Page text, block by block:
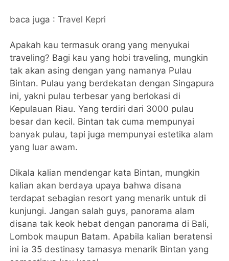
baca juga :Travel Kepri
Apakah kau termasuk orang yang menyukai
traveling? Bagi kau yang hobi traveling, mungkin
tak akan asing dengan yang namanya Pulau
Bintan. Pulau yang berdekatan dengan Singapura
ini, yakni pulau terbesar yang berlokasi di
Kepulauan Riau. Yang terdiri dari 3000 pulau
besar dan kecil. Bintan tak cuma mempunyai
banyak pulau, tapi juga mempunyai estetika alam
yang luar awam.
Dikala kalian mendengar kata Bintan, mungkin
kalian akan berdaya upaya bahwa disana
terdapat sebagian resort yang menarik untuk di
kunjungi. Jangan salah guys, panorama alam
disana tak keok hebat dengan panorama di Bali,
Lombok maupun Batam. Apabila kalian beratensi
ini ia 35 destinasy tamasya menarik Bintan yang